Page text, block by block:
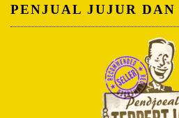
PENJUAL JUJUR